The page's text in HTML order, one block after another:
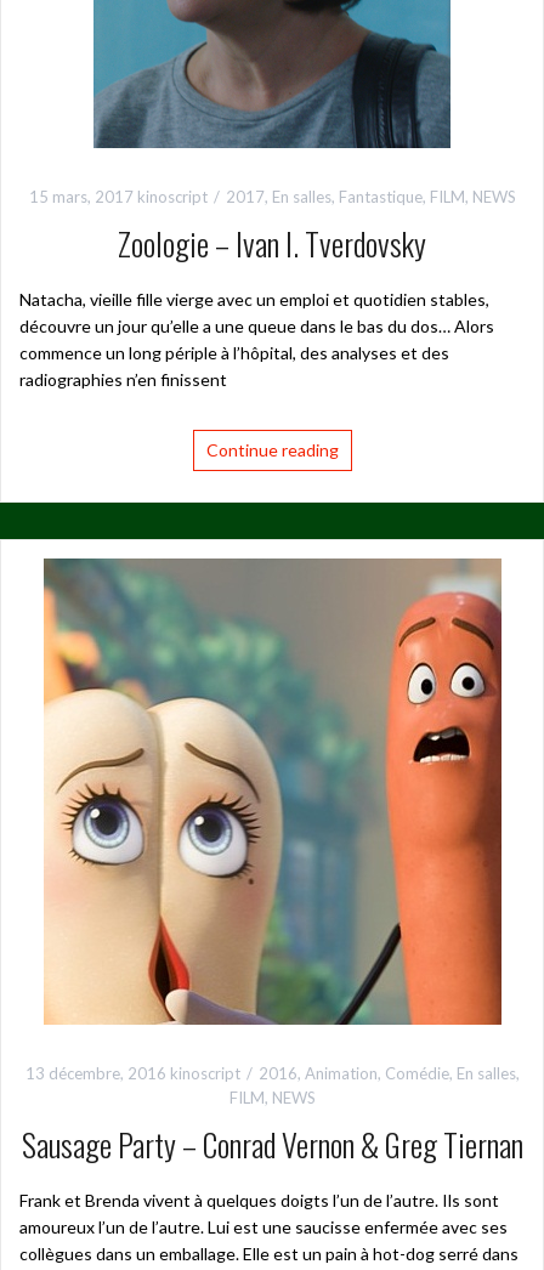
15 mars, 2017 kinoscript 2017, En salles, Fantastique, FILM, NEWS
Zoologie – Ivan I. Tverdovsky
Natacha, vieille fille vierge avec un emploi et quotidien stables,
découvre un jour qu’elle a une queue dans le bas du dos… Alors
commence un long périple à l’hôpital, des analyses et des
radiographies n’en finissent
Continue reading
13 décembre, 2016 kinoscript 2016, Animation, Comédie, En salles,
FILM, NEWS
Sausage Party – Conrad Vernon & Greg Tiernan
Frank et Brenda vivent à quelques doigts l’un de l’autre. Ils sont
amoureux l’un de l’autre. Lui est une saucisse enfermée avec ses
collègues dans un emballage. Elle est un pain à hot-dog serré dans